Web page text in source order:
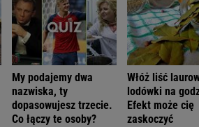
My podajemy dwa
nazwiska, ty
dopasowujesz trzecie.
Co łączy te osoby?
Włóż liść
lodówki na
Efekt może cię
zaskoczyć